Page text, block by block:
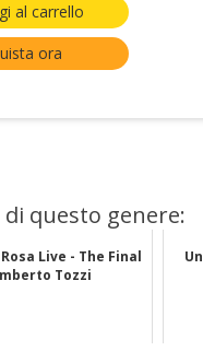
al carrello
ora
questo genere:
Live - The Final
Tozzi